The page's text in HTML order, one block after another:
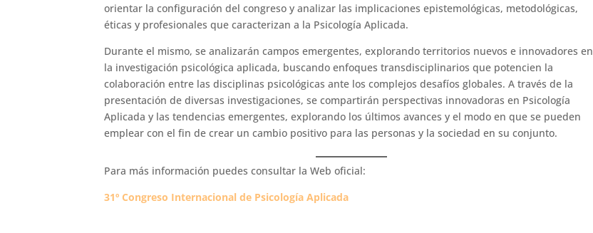
orientar la configuración del congreso y analizar las implicaciones epistemológicas, metodológicas,
éticas y profesionales que caracterizan a la Psicología Aplicada.
Durante el mismo, se analizarán campos emergentes, explorando territorios nuevos e innovadores en
la investigación psicológica aplicada, buscando enfoques transdisciplinarios que potencien la
colaboración entre las disciplinas psicológicas ante los complejos desafíos globales. A través de la
presentación de diversas investigaciones, se compartirán perspectivas innovadoras en Psicología
Aplicada y las tendencias emergentes, explorando los últimos avances y el modo en que se pueden
emplear con el fin de crear un cambio positivo para las personas y la sociedad en su conjunto.
Para más información puedes consultar la Web oficial:
31º Congreso Internacional de Psicología Aplicada